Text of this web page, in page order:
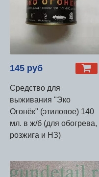
145 руб
Средство для
выживания "Эко
Огонёк" (этиловое) 140
мл. в ж/б (для обогрева,
розжига и НЗ)